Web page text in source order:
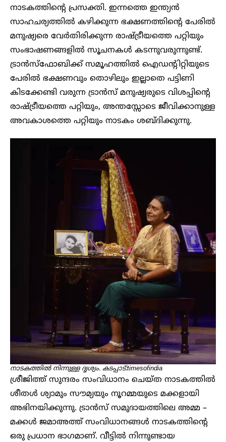
നാടകത്തിന്റെ പ്രസക്തി. ഇന്നത്തെ ഇന്ത്യൻ
സാഹചര്യത്തിൽ കഴിക്കുന്ന ഭക്ഷണത്തിന്റെ പേരിൽ
മനുഷ്യരെ വേർതിരിക്കുന്ന രാഷ്ട്രീയത്തെ പറ്റിയും
സംഭാഷണങ്ങളിൽ സൂചനകൾ കടന്നുവരുന്നുണ്ട്.
ട്രാൻസ്‌ഫോബിക്ക് സമൂഹത്തിൽ ഐഡന്റിറ്റിയുടെ
പേരിൽ ഭക്ഷണവും തൊഴിലും ഇല്ലാതെ പട്ടിണി
കിടക്കേണ്ടി വരുന്ന ട്രാൻസ് മനുഷ്യരുടെ വിശപ്പിന്റെ
രാഷ്ട്രീയത്തെ പറ്റിയും, അന്തസ്സോടെ ജീവിക്കാനുള്ള
അവകാശത്തെ പറ്റിയും നാടകം ശബ്‌ദിക്കുന്നു.
നാടകത്തിൽ നിന്നുള്ള ദൃശ്യം. കടപ്പാട്:timesofindia
ശ്രീജിത്ത് സുന്ദരം സംവിധാനം ചെയ്ത നാടകത്തിൽ
ശീതൾ ശ്യാമും സൗമ്യയും നൂറമ്മയുടെ മക്കളായി
അഭിനയിക്കുന്നു. ട്രാൻസ് സമുദായത്തിലെ അമ്മ –
മക്കൾ ജമാഅത്ത് സംവിധാനങ്ങൾ നാടകത്തിന്റെ
ഒരു പ്രധാന ഭാഗമാണ്. വീട്ടിൽ നിന്നുണ്ടായ